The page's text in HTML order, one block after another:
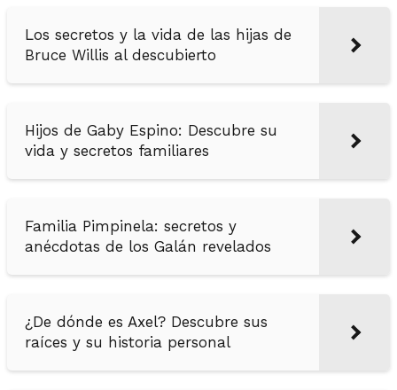
Los secretos y la vida de las hijas de
Bruce Willis al descubierto
Hijos de Gaby Espino: Descubre su
vida y secretos familiares
Familia Pimpinela: secretos y
anécdotas de los Galán revelados
¿De dónde es Axel? Descubre sus
raíces y su historia personal